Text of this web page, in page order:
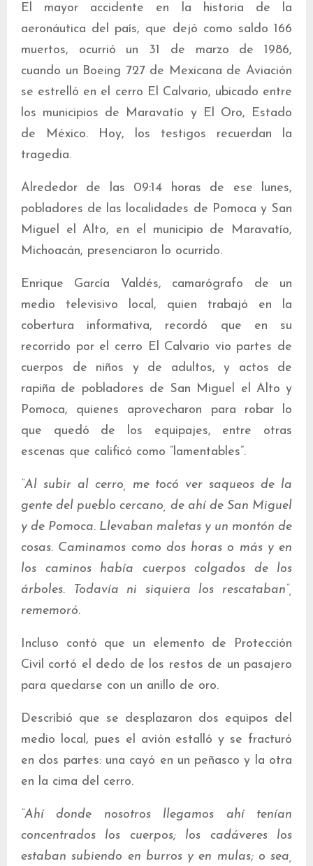
El mayor accidente en la historia de la
aeronáutica del país, que dejó como saldo 166
muertos, ocurrió un 31 de marzo de 1986,
cuando un Boeing 727 de Mexicana de Aviación
se estrelló en el cerro El Calvario, ubicado entre
los municipios de Maravatío y El Oro, Estado
de México. Hoy, los testigos recuerdan la
tragedia.
Alrededor de las 09:14 horas de ese lunes,
pobladores de las localidades de Pomoca y San
Miguel el Alto, en el municipio de Maravatío,
Michoacán, presenciaron lo ocurrido.
Enrique García Valdés, camarógrafo de un
medio televisivo local, quien trabajó en la
cobertura informativa, recordó que en su
recorrido por el cerro El Calvario vio partes de
cuerpos de niños y de adultos, y actos de
rapiña de pobladores de San Miguel el Alto y
Pomoca, quienes aprovecharon para robar lo
que quedó de los equipajes, entre otras
escenas que calificó como “lamentables”.
“Al subir al cerro, me tocó ver saqueos de la
gente del pueblo cercano, de ahí de San Miguel
y de Pomoca. Llevaban maletas y un montón de
cosas. Caminamos como dos horas o más y en
los caminos había cuerpos colgados de los
árboles. Todavía ni siquiera los rescataban”,
rememoró.
Incluso contó que un elemento de Protección
Civil cortó el dedo de los restos de un pasajero
para quedarse con un anillo de oro.
Describió que se desplazaron dos equipos del
medio local, pues el avión estalló y se fracturó
en dos partes: una cayó en un peñasco y la otra
en la cima del cerro.
“Ahí donde nosotros llegamos ahí tenían
concentrados los cuerpos; los cadáveres los
estaban subiendo en burros y en mulas; o sea,